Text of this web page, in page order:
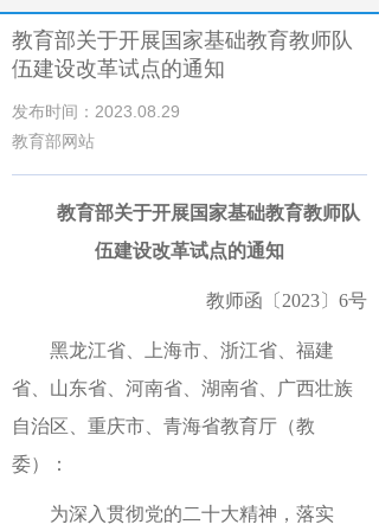
教育部关于开展国家基础教育教师队
伍建设改革试点的通知
发布时间：2023.08.29
教育部网站
教育部关于开展国家基础教育教师队
伍建设改革试点的通知
教师函〔2023〕6号
黑龙江省、上海市、浙江省、福建
省、山东省、河南省、湖南省、广西壮族
自治区、重庆市、青海省教育厅（教
委）：
为深入贯彻党的二十大精神，落实